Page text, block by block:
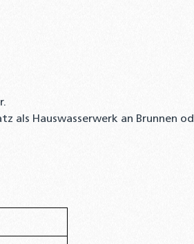
als Hauswasserwerk an Brunnen